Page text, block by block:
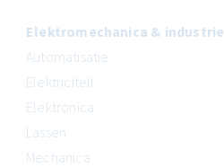
Elektromechanica & industrie
Automatisatie
Elektriciteit
Elektronica
Lassen
Mechanica